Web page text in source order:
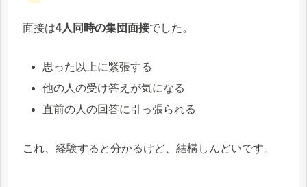
面接は4人同時の集団面接でした。
思った以上に緊張する
他の人の受け答えが気になる
直前の人の回答に引っ張られる
これ、経験すると分かるけど、結構しんどいです。